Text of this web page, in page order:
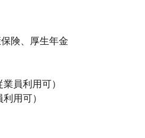
険、厚生年金
員利用可）
用可）